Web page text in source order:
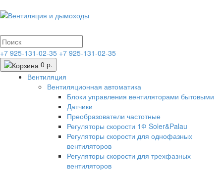
+7 925-131-02-35 +7 925-131-02-35
0 р.
Вентиляция
Вентиляционная автоматика
Блоки управления вентиляторами бытовыми
Датчики
Преобразователи частотные
Регуляторы скорости 1Ф Soler&Palau
Регуляторы скорости для однофазных
вентиляторов
Регуляторы скорости для трехфазных
вентиляторов